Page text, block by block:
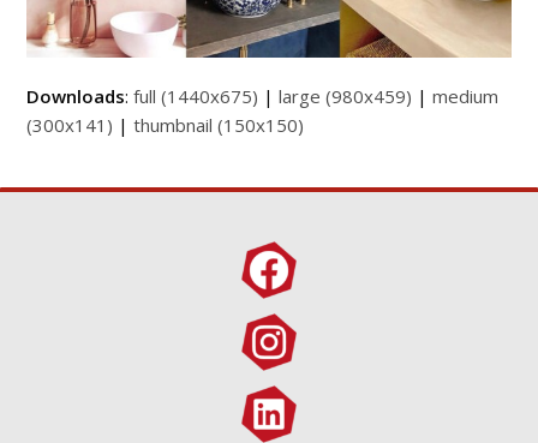
Downloads:full (1440x675) |large (980x459) |medium
(300x141) |thumbnail (150x150)